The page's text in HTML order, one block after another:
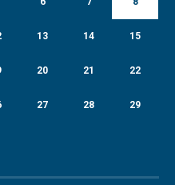
13 14 15
20 21 22
27 28 29